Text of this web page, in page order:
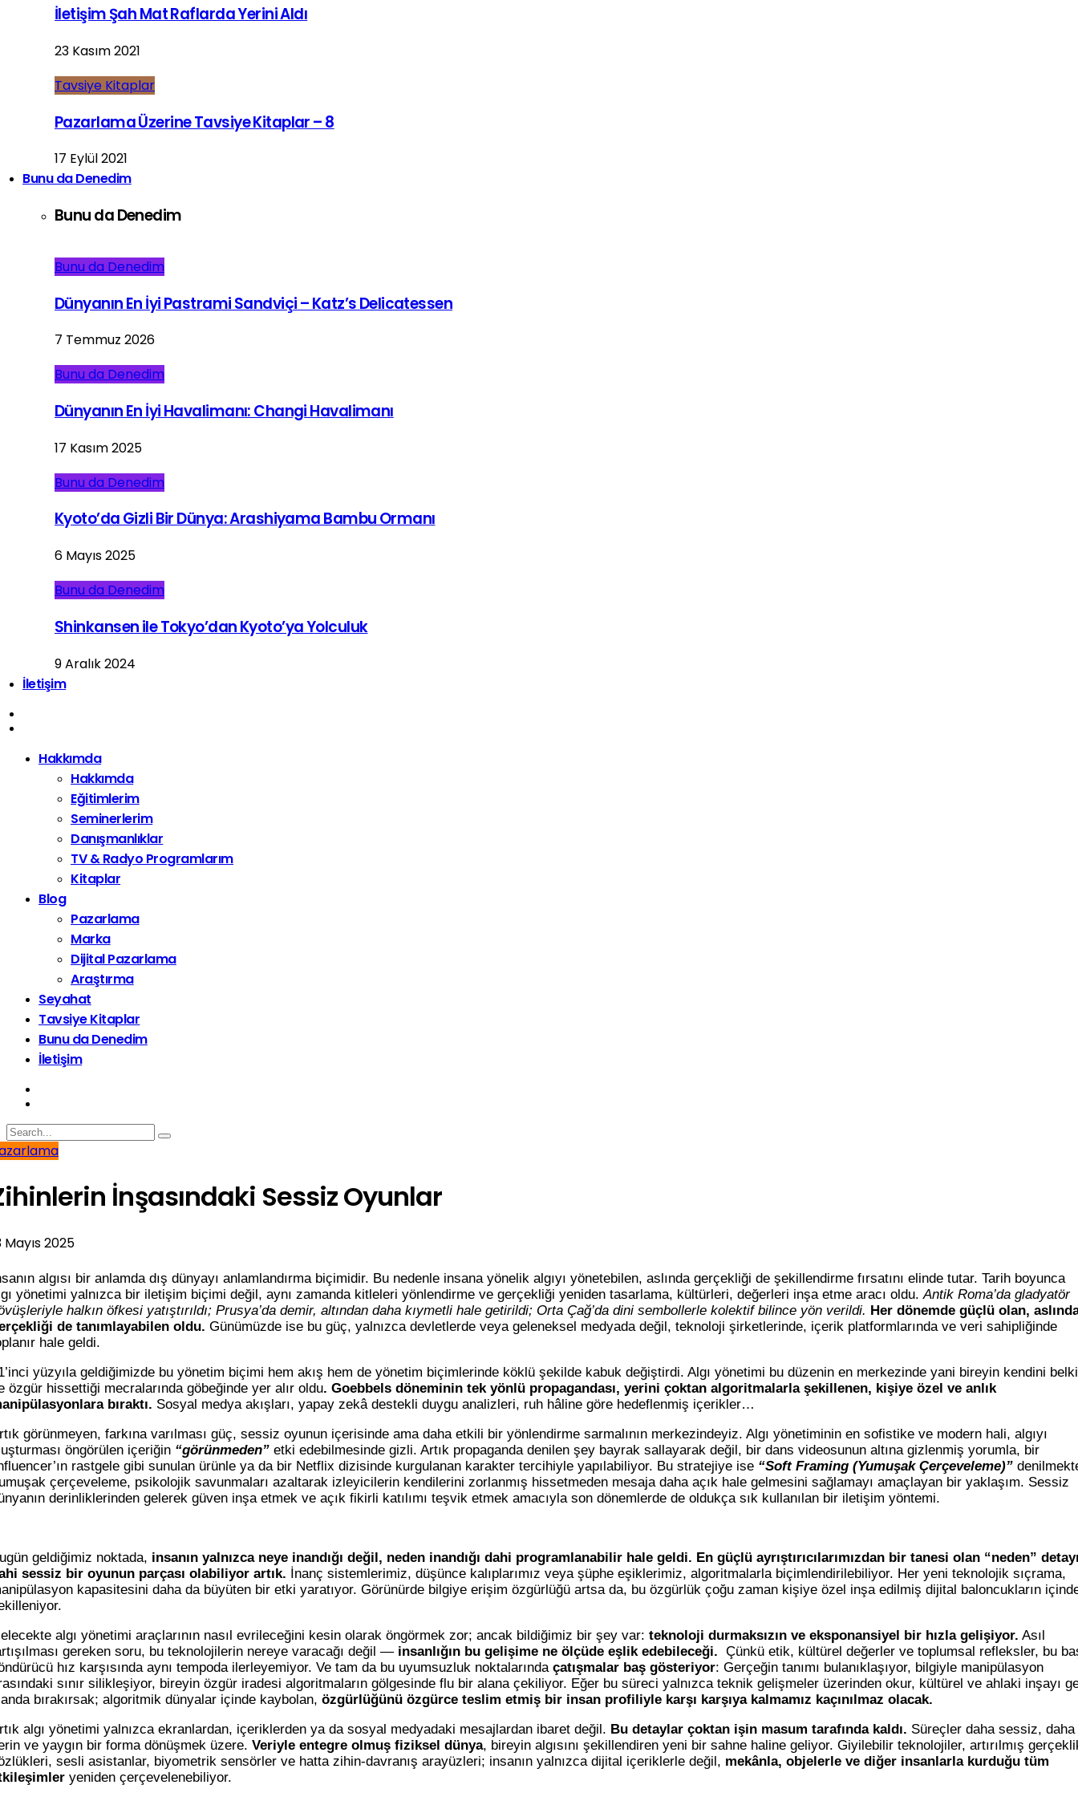
İletişim Şah Mat Raflarda Yerini Aldı
23 Kasım 2021
Tavsiye Kitaplar
Pazarlama Üzerine Tavsiye Kitaplar – 8
17 Eylül 2021
Bunu da Denedim
Bunu da Denedim
Bunu da Denedim
Dünyanın En İyi Pastrami Sandviçi – Katz’s Delicatessen
7 Temmuz 2026
Bunu da Denedim
Dünyanın En İyi Havalimanı: Changi Havalimanı
17 Kasım 2025
Bunu da Denedim
Kyoto’da Gizli Bir Dünya: Arashiyama Bambu Ormanı
6 Mayıs 2025
Bunu da Denedim
Shinkansen ile Tokyo’dan Kyoto’ya Yolculuk
9 Aralık 2024
İletişim
Hakkımda
Hakkımda
Eğitimlerim
Seminerlerim
Danışmanlıklar
TV & Radyo Programlarım
Kitaplar
Blog
Pazarlama
Marka
Dijital Pazarlama
Araştırma
Seyahat
Tavsiye Kitaplar
Bunu da Denedim
İletişim
İnşasındaki Sessiz Oyunlar
Mayıs 2025
algısı bir anlamda dış dünyayı anlamlandırma biçimidir. Bu nedenle insana yönelik algıyı yönetebilen, aslında gerçekliği de şekillendirme fırsatını elinde tutar. Tarih boyunca
yönetimi yalnızca bir iletişim biçimi değil, aynı zamanda kitleleri yönlendirme ve gerçekliği yeniden tasarlama, kültürleri, değerleri inşa etme aracı oldu.Antik Roma’da gladyatör
halkın öfkesi yatıştırıldı; Prusya’da demir, altından daha kıymetli hale getirildi; Orta Çağ’da dini sembollerle kolektif bilince yön verildi. Her dönemde güçlü olan,
de tanımlayabilen oldu. Günümüzde ise bu güç, yalnızca devletlerde veya geleneksel medyada değil, teknoloji şirketlerinde, içerik platformlarında ve veri sahipliğinde
hale geldi.
yüzyıla geldiğimizde bu yönetim biçimi hem akış hem de yönetim biçimlerinde köklü şekilde kabuk değiştirdi. Algı yönetimi bu düzenin en merkezinde yani bireyin kendini belki
özgür hissettiği mecralarında göbeğinde yer alır oldu. Goebbels döneminin tek yönlü propagandası, yerini çoktan algoritmalarla şekillenen, kişiye özel ve anlık
bıraktı. Sosyal medya akışları, yapay zekâ destekli duygu analizleri, ruh hâline göre hedeflenmiş içerikler…
görünmeyen, farkına varılması güç, sessiz oyunun içerisinde ama daha etkili bir yönlendirme sarmalının merkezindeyiz. Algı yönetiminin en sofistike ve modern hali, algıyı
öngörülen içeriğin “görünmeden” etki edebilmesinde gizli. Artık propaganda denilen şey bayrak sallayarak değil, bir dans videosunun altına gizlenmiş yorumla, bir
rastgele gibi sunulan ürünle ya da bir Netflix dizisinde kurgulanan karakter tercihiyle yapılabiliyor. Bu stratejiye ise “Soft Framing (Yumuşak Çerçeveleme)”
çerçeveleme, psikolojik savunmaları azaltarak izleyicilerin kendilerini zorlanmış hissetmeden mesaja daha açık hale gelmesini sağlamayı amaçlayan bir yaklaşım. Sessiz
derinliklerinden gelerek güven inşa etmek ve açık fikirli katılımı teşvik etmek amacıyla son dönemlerde de oldukça sık kullanılan bir iletişim yöntemi.
geldiğimiz noktada, insanın yalnızca neye inandığı değil, neden inandığı dahi programlanabilir hale geldi. En güçlü ayrıştırıcılarımızdan bir tanesi olan “neden”
sessiz bir oyunun parçası olabiliyor artık. İnanç sistemlerimiz, düşünce kalıplarımız veya şüphe eşiklerimiz, algoritmalarla biçimlendirilebiliyor. Her yeni teknolojik sıçrama,
kapasitesini daha da büyüten bir etki yaratıyor. Görünürde bilgiye erişim özgürlüğü artsa da, bu özgürlük çoğu zaman kişiye özel inşa edilmiş dijital baloncukların
algı yönetimi araçlarının nasıl evrileceğini kesin olarak öngörmek zor; ancak bildiğimiz bir şey var: teknoloji durmaksızın ve eksponansiyel bir hızla gelişiyor. Asıl
gereken soru, bu teknolojilerin nereye varacağı değil — insanlığın bu gelişime ne ölçüde eşlik edebileceği. Çünkü etik, kültürel değerler ve toplumsal refleksler, bu
hız karşısında aynı tempoda ilerleyemiyor. Ve tam da bu uyumsuzluk noktalarında çatışmalar baş gösteriyor: Gerçeğin tanımı bulanıklaşıyor, bilgiyle manipülasyon
sınır silikleşiyor, bireyin özgür iradesi algoritmaların gölgesinde flu bir alana çekiliyor. Eğer bu süreci yalnızca teknik gelişmeler üzerinden okur, kültürel ve ahlaki inşayı
bırakırsak; algoritmik dünyalar içinde kaybolan, özgürlüğünü özgürce teslim etmiş bir insan profiliyle karşı karşıya kalmamız kaçınılmaz olacak.
algı yönetimi yalnızca ekranlardan, içeriklerden ya da sosyal medyadaki mesajlardan ibaret değil. Bu detaylar çoktan işin masum tarafında kaldı. Süreçler daha sessiz, daha
ve yaygın bir forma dönüşmek üzere. Veriyle entegre olmuş fiziksel dünya, bireyin algısını şekillendiren yeni bir sahne haline geliyor. Giyilebilir teknolojiler, artırılmış
sesli asistanlar, biyometrik sensörler ve hatta zihin-davranış arayüzleri; insanın yalnızca dijital içeriklerle değil, mekânla, objelerle ve diğer insanlarla kurduğu tüm
yeniden çerçevelenebiliyor.